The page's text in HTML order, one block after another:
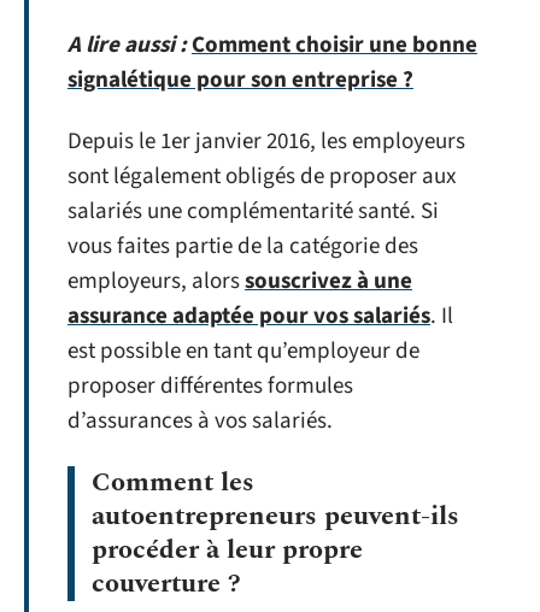
A lire aussi :Comment choisir une bonne
signalétique pour son entreprise ?
Depuis le 1er janvier 2016, les employeurs
sont légalement obligés de proposer aux
salariés une complémentarité santé. Si
vous faites partie de la catégorie des
employeurs, alorssouscrivez à une
assurance adaptée pour vos salariés. Il
est possible en tant qu’employeur de
proposer différentes formules
d’assurances à vos salariés.
Comment les
autoentrepreneurs peuvent-ils
procéder à leur propre
couverture ?